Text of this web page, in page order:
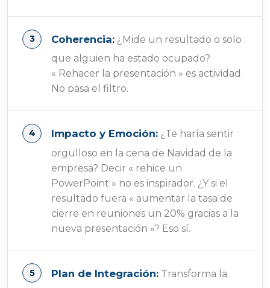
Coherencia: ¿Mide un resultado o solo
que alguien ha estado ocupado?
« Rehacer la presentación » es actividad.
No pasa el filtro.
Impacto y Emoción: ¿Te haría sentir
orgulloso en la cena de Navidad de la
empresa? Decir « rehice un
PowerPoint » no es inspirador. ¿Y si el
resultado fuera « aumentar la tasa de
cierre en reuniones un 20% gracias a la
nueva presentación »? Eso sí.
Plan de Integración: Transforma la